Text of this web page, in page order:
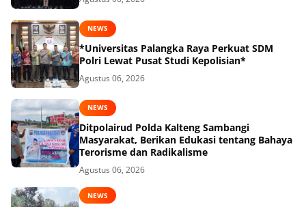
NEWS
*Universitas Palangka Raya Perkuat SDM
Polri Lewat Pusat Studi Kepolisian*
Agustus 06, 2026
NEWS
Ditpolairud Polda Kalteng Sambangi
Masyarakat, Berikan Edukasi tentang Bahaya
Terorisme dan Radikalisme
Agustus 06, 2026
NEWS